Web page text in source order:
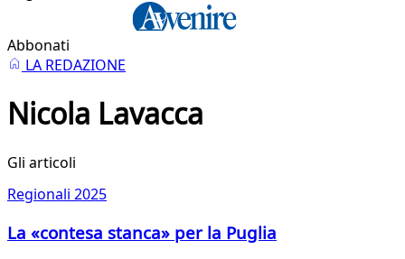
Abbonati
LA REDAZIONE
Nicola Lavacca
Gli articoli
Regionali 2025
La «contesa stanca» per la Puglia